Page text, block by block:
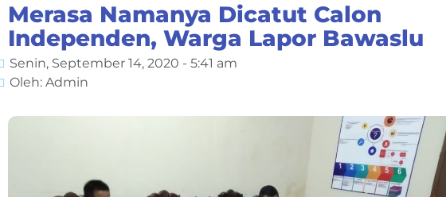
Merasa Namanya Dicatut Calon
Independen, Warga Lapor Bawaslu
Senin, September 14, 2020 - 5:41 am
Oleh: Admin